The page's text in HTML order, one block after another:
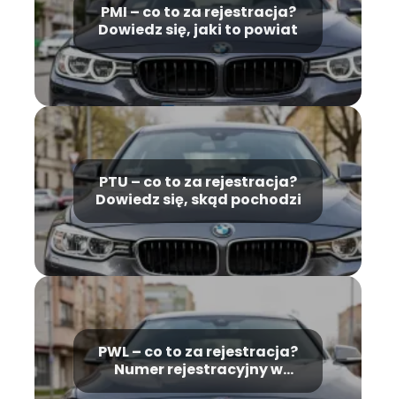
PMI – co to za rejestracja?
Dowiedz się, jaki to powiat
PTU – co to za rejestracja?
Dowiedz się, skąd pochodzi
PWL – co to za rejestracja?
Numer rejestracyjny w
Wielkopolsce